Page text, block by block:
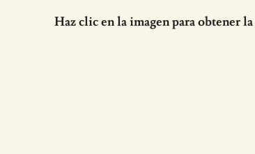
Haz clic en la imagen para obtener la